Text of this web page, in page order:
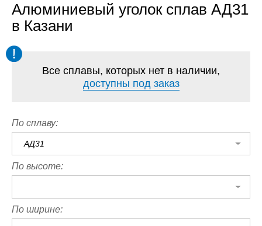
Алюминиевый уголок сплав АД31
в Казани
Все сплавы, которых нет в наличии,
доступны под заказ
По сплаву:
АД31
По высоте:
По ширине: